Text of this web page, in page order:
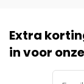
Extra
in voor